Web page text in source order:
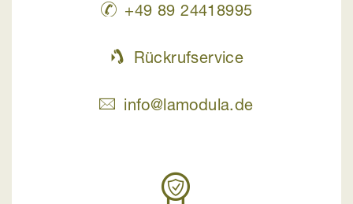
+49 89 24418995
Rückrufservice
info@lamodula.de